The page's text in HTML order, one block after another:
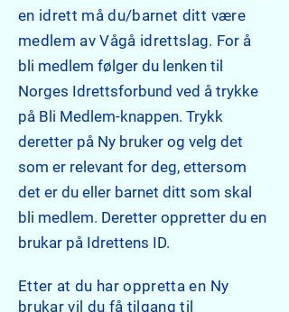
en idrett må du/barnet ditt være
medlem av Vågå idrettslag. For å
bli medlem følger du lenken til
Norges Idrettsforbund ved å trykke
på Bli Medlem-knappen. Trykk
deretter på Ny bruker og velg det
som er relevant for deg, ettersom
det er du eller barnet ditt som skal
bli medlem. Deretter oppretter du en
brukar på Idrettens ID.
Etter at du har oppretta en Ny
brukar vil du få tilgang til